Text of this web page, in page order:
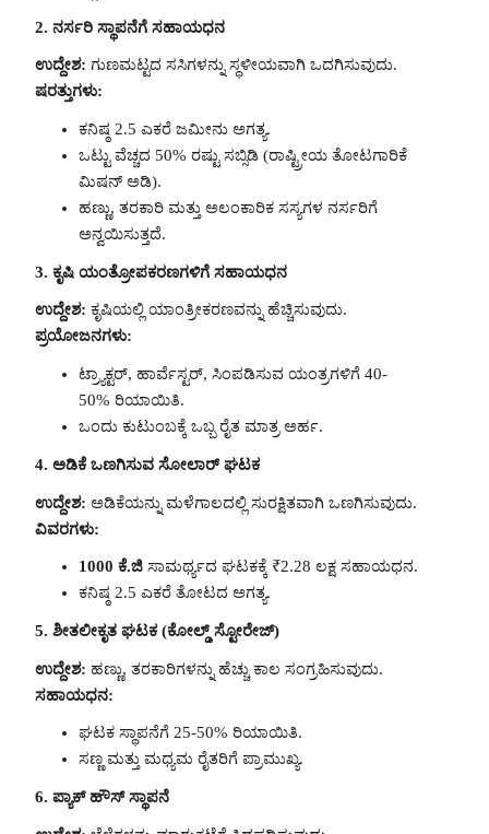
2. ನರ್ಸರಿ ಸ್ಥಾಪನೆಗೆ ಸಹಾಯಧನ
ಉದ್ದೇಶ: ಗುಣಮಟ್ಟದ ಸಸಿಗಳನ್ನು ಸ್ಥಳೀಯವಾಗಿ ಒದಗಿಸುವುದು.
ಷರತ್ತುಗಳು:
ಕನಿಷ್ಠ 2.5 ಎಕರೆ ಜಮೀನು ಅಗತ್ಯ.
ಒಟ್ಟು ವೆಚ್ಚದ 50% ರಷ್ಟು ಸಬ್ಸಿಡಿ (ರಾಷ್ಟ್ರೀಯ ತೋಟಗಾರಿಕೆ
ಮಿಷನ್ ಅಡಿ).
ಹಣ್ಣು, ತರಕಾರಿ ಮತ್ತು ಅಲಂಕಾರಿಕ ಸಸ್ಯಗಳ ನರ್ಸರಿಗೆ
ಅನ್ವಯಿಸುತ್ತದೆ.
3. ಕೃಷಿ ಯಂತ್ರೋಪಕರಣಗಳಿಗೆ ಸಹಾಯಧನ
ಉದ್ದೇಶ: ಕೃಷಿಯಲ್ಲಿ ಯಾಂತ್ರೀಕರಣವನ್ನು ಹೆಚ್ಚಿಸುವುದು.
ಪ್ರಯೋಜನಗಳು:
ಟ್ರ್ಯಾಕ್ಟರ್, ಹಾರ್ವೆಸ್ಟರ್, ಸಿಂಪಡಿಸುವ ಯಂತ್ರಗಳಿಗೆ 40-
50% ರಿಯಾಯಿತಿ.
ಒಂದು ಕುಟುಂಬಕ್ಕೆ ಒಬ್ಬ ರೈತ ಮಾತ್ರ ಅರ್ಹ.
4. ಅಡಿಕೆ ಒಣಗಿಸುವ ಸೋಲಾರ್ ಘಟಕ
ಉದ್ದೇಶ: ಅಡಿಕೆಯನ್ನು ಮಳೆಗಾಲದಲ್ಲಿ ಸುರಕ್ಷಿತವಾಗಿ ಒಣಗಿಸುವುದು.
ವಿವರಗಳು:
1000 ಕೆ.ಜಿ ಸಾಮರ್ಥ್ಯದ ಘಟಕಕ್ಕೆ ₹2.28 ಲಕ್ಷ ಸಹಾಯಧನ.
ಕನಿಷ್ಠ 2.5 ಎಕರೆ ತೋಟದ ಅಗತ್ಯ.
5. ಶೀತಲೀಕೃತ ಘಟಕ (ಕೋಲ್ಡ್ ಸ್ಟೋರೇಜ್)
ಉದ್ದೇಶ: ಹಣ್ಣು, ತರಕಾರಿಗಳನ್ನು ಹೆಚ್ಚು ಕಾಲ ಸಂಗ್ರಹಿಸುವುದು.
ಸಹಾಯಧನ:
ಘಟಕ ಸ್ಥಾಪನೆಗೆ 25-50% ರಿಯಾಯಿತಿ.
ಸಣ್ಣ ಮತ್ತು ಮಧ್ಯಮ ರೈತರಿಗೆ ಪ್ರಾಮುಖ್ಯ.
6. ಪ್ಯಾಕ್ ಹೌಸ್ ಸ್ಥಾಪನೆ